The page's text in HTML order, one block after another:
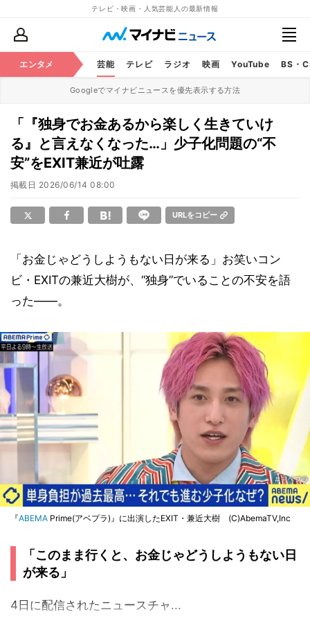
テレビ・映画・人気芸能人の最新情報
エンタメ 芸能 テレビ ラジオ 映画 YouTube BS・
Googleでマイナビニュースを優先表示する方法
「『独身でお金あるから楽しく生きていけ
る』と言えなくなった…」少子化問題の“不
安”をEXIT兼近が吐露
掲載日 2026/06/14 08:00
URLをコピー
「お金じゃどうしようもない日が来る」お笑いコン
ビ・EXITの兼近大樹が、“独身”でいることの不安を語
った――。
『ABEMA Prime(アベプラ)』に出演したEXIT・兼近大樹 (C)AbemaTV,Inc
「このまま行くと、お金じゃどうしようもない日
が来る」
4日に配信されたニュースチャ...